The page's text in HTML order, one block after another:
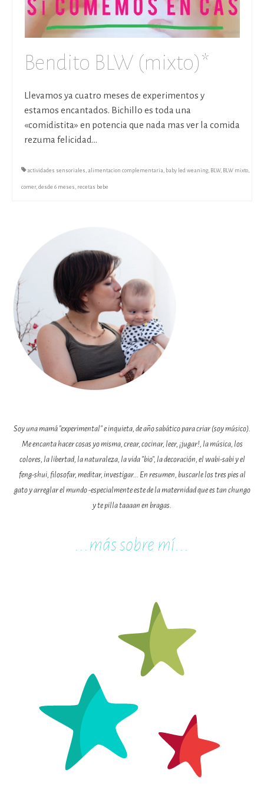
Bendito BLW (mixto)*
Llevamos ya cuatro meses de experimentos y
estamos encantados. Bichillo es toda una
«comidistita» en potencia que nada mas ver la comida
rezuma felicidad…
actividades sensoriales , alimentacion complementaria, baby led weaning, BLW, BLW mixto,
comer, desde 6 meses , recetas bebe
Soy una mamá "experimental" e inquieta, de año sabático para criar (soy músico).
Me encanta hacer cosas yo misma, crear, cocinar, leer, ¡jugar!, la música, los
colores, la libertad, la naturaleza, la vida "bio", la decoración, el wabi-sabi y el
feng-shui, filosofar, meditar, investigar... En resumen, buscarle los tres pies al
gato y arreglar el mundo -especialmente este de la maternidad que es tan chungo
y te pilla taaaan en bragas.
...más sobre mí...